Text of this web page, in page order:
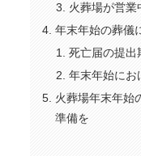
火葬場が営業
年末年始の葬儀
死亡届の提出
年末年始にお
火葬場年末年始
準備を